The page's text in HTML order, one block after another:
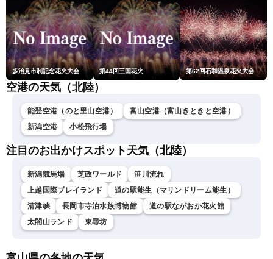
多治見市制記念花火大会 第44回三国花火 第62回石和温泉花火大会
空港の天気（北陸）
能登空港（のと里山空港）
富山空港（富山きときと空港）
新潟空港
小松飛行場
注目のお出かけスポット天気（北陸）
新潟競馬場 芝政ワールド
笹川流れ
上越国際プレイランド
道の駅能生（マリンドリーム能生）
清津峡
長岡市寺泊水族博物館
道の駅ながおか花火館
太閤山ランド
東尋坊